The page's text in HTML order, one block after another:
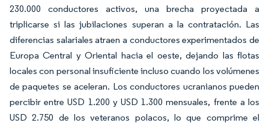
230.000 conductores activos, una brecha proyectada a
triplicarse si las jubilaciones superan a la contratación. Las
diferencias salariales atraen a conductores experimentados de
Europa Central y Oriental hacia el oeste, dejando las flotas
locales con personal insuficiente incluso cuando los volúmenes
de paquetes se aceleran. Los conductores ucranianos pueden
percibir entre USD 1.200 y USD 1.300 mensuales, frente a los
USD 2.750 de los veteranos polacos, lo que comprime el